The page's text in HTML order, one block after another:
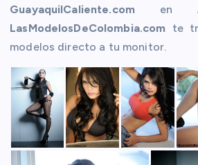
GuayaquilCaliente.com en
LasModelosDeColombia.com te
modelos directo a tu monitor.